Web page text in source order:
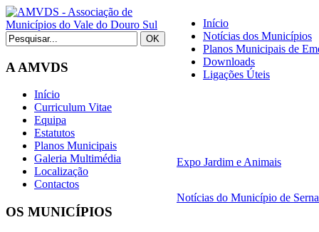
A AMVDS
Início
Curriculum Vitae
Equipa
Estatutos
Planos Municipais
Galeria Multimédia
Localização
Contactos
OS MUNICÍPIOS
Início
Notícias dos Municípios
Planos Municipais de
Downloads
Ligações Úteis
Expo Jardim e Animais
Notícias do Município de